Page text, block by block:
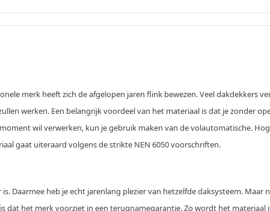
& onderhoudsarm
merk heeft zich de afgelopen jaren flink bewezen. Veel dakdekkers
werken. Een belangrijk voordeel van het materiaal is dat je zonder
wil verwerken, kun je gebruik maken van de volautomatische.
gaat uiteraard volgens de strikte NEN 6050 voorschriften.
Daarmee heb je echt jarenlang plezier van hetzelfde daksysteem.
het merk voorziet in een terugnamegarantie. Zo wordt het